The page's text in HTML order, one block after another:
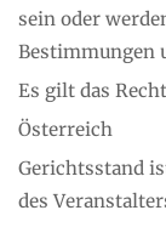
sein oder
Bestimmungen
Es gilt das
Österreich
Gerichtsstand
des